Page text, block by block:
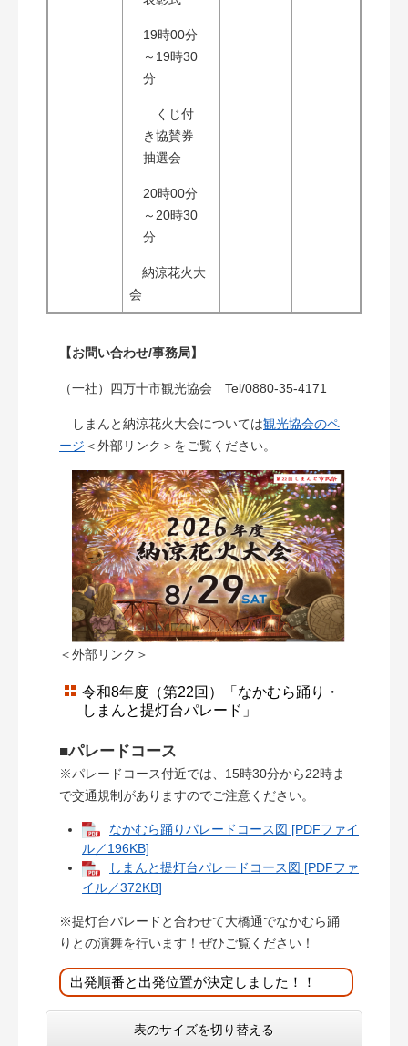
​19時00分
～19時30
分
くじ付
き協賛券
抽選会
​20時00分
～20時30
分
納涼花火大
会
【お問い合わせ/事務局】
（一社）四万十市観光協会 Tel/0880-35-4171
しまんと納涼花火大会については観光協会のペ
ージ ＜外部リンク＞ をご覧ください。
＜外部リンク＞
令和8年度（第22回）「なかむら踊り・
しまんと提灯台パレード」
■パレードコース
※パレードコース付近では、15時30分から22時ま
で交通規制がありますのでご注意ください。​
なかむら踊りパレードコース図 [PDFファイ
ル／196KB]
しまんと提灯台パレードコース図 [PDFファ
イル／372KB]
​※提灯台パレードと合わせて大橋通でなかむら踊
りとの演舞を行います！ぜひご覧ください！
出発順番と出発位置が決定しました！！
表のサイズを切り替える